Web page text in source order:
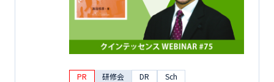
PR 研修会 DR Sch